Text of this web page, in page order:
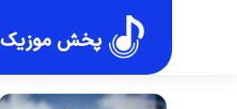
پخش موزیک